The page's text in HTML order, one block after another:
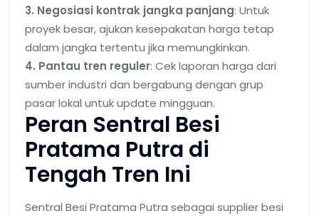
3. Negosiasi kontrak jangka panjang: Untuk
proyek besar, ajukan kesepakatan harga tetap
dalam jangka tertentu jika memungkinkan.
4. Pantau tren reguler: Cek laporan harga dari
sumber industri dan bergabung dengan grup
pasar lokal untuk update mingguan.
Peran Sentral Besi
Pratama Putra di
Tengah Tren Ini
Sentral Besi Pratama Putra sebagai supplier besi